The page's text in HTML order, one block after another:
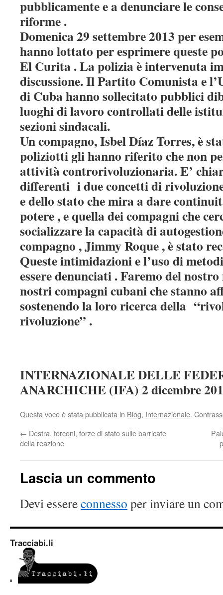
pubblicamente e a denunciare le
riforme .
Domenica 29 settembre 2013 per
hanno lottato per esprimere queste
El Curita . La polizia è intervenuta
discussione. Il Partito Comunista e
di Cuba hanno sollecitato pubblici
luoghi di lavoro controllati delle
sezioni sindacali.
Un compagno, Isbel Díaz Torres, è
poliziotti gli hanno riferito che non
attività controrivoluzionaria. E’
differenti i due concetti di
e dello stato che mira a dare
potere , e quella dei compagni che
socializzare la capacità di
compagno , Jimmy Roque , è stato
Queste intimidazioni e l’uso di
essere denunciati . Faremo del
nostri compagni cubani che stanno
sostenendo la loro ricerca della
rivoluzione” .
INTERNAZIONALE DELLE
ANARCHICHE (IFA) 2 dicembre
Questa voce è stata pubblicata in Blog, Internazionale.
← Destra, forconi, forze di stato sulle barricate
della reazione
Lascia un commento
Devi essereconnesso per inviare un
Tracciabi.li